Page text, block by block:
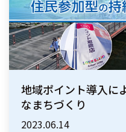
地域ポイント導入に
なまちづくり
2023.06.14